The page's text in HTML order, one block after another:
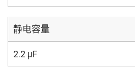
静电容量
2.2 µF